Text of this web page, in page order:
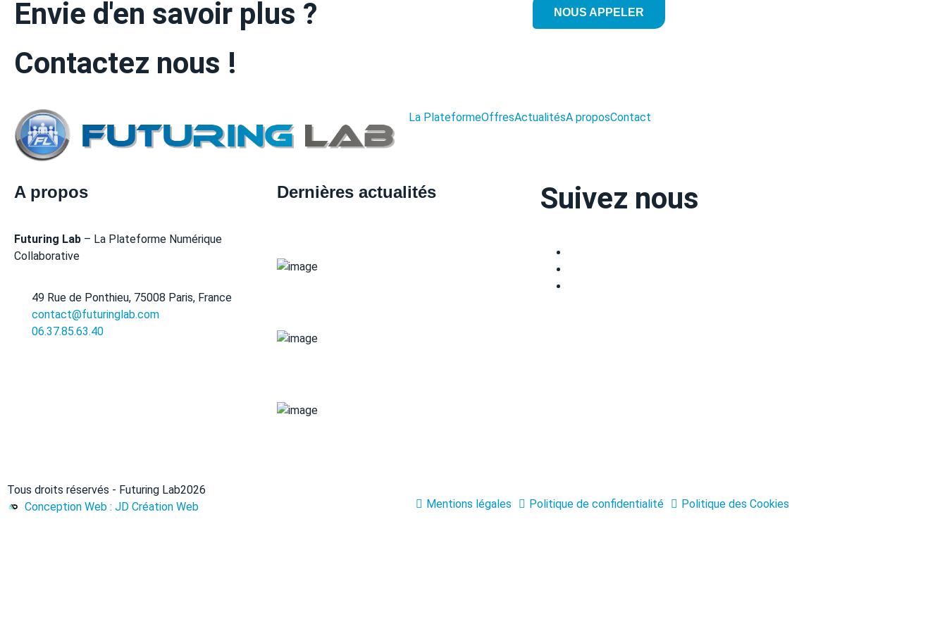
Envie d'en savoir plus ?
Contactez nous !
NOUS APPELER
La PlateformeOffresActualitésA proposContact
A propos
Futuring Lab – La Plateforme Numérique
Collaborative
49 Rue de Ponthieu, 75008 Paris, France
contact@futuringlab.com
06.37.85.63.40
Dernières actualités Suivez nous
Tous droits réservés - Futuring Lab2026
Conception Web : JD Création Web
Mentions légales Politique de confidentialité Politique des Cookies